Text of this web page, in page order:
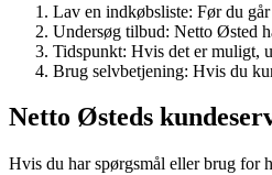
Lav en indkøbsliste: Før du
Undersøg tilbud: Netto Østed
Tidspunkt: Hvis det er muligt,
Brug selvbetjening: Hvis du
Netto Østeds
Hvis du har spørgsmål eller brug for